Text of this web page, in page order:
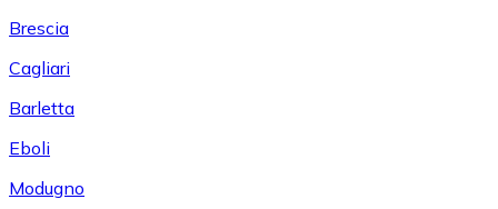
Brescia
Cagliari
Barletta
Eboli
Modugno